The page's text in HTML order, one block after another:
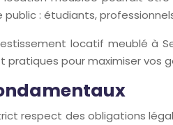
: étudiants,
locatif meublé à
pour maximiser
respect des obligations